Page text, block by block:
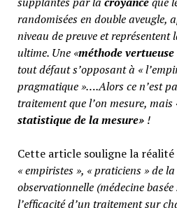
randomisées en double aveugle,
niveau de preuve et représentent
ultime. Une «méthode vertueuse
tout défaut s’opposant à «
pragmatique »….Alors ce n’est
traitement que l’on mesure, mais
statistique de la mesure» !
Cette article souligne la réalité
« empiristes », « praticiens » de
observationnelle (médecine
l’efficacité d’un traitement sur